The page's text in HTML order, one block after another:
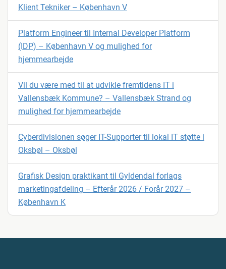
Klient Tekniker – København V
Platform Engineer til Internal Developer Platform
(IDP) – København V og mulighed for
hjemmearbejde
Vil du være med til at udvikle fremtidens IT i
Vallensbæk Kommune? – Vallensbæk Strand og
mulighed for hjemmearbejde
Cyberdivisionen søger IT-Supporter til lokal IT støtte i
Oksbøl – Oksbøl
Grafisk Design praktikant til Gyldendal forlags
marketingafdeling – Efterår 2026 / Forår 2027 –
København K